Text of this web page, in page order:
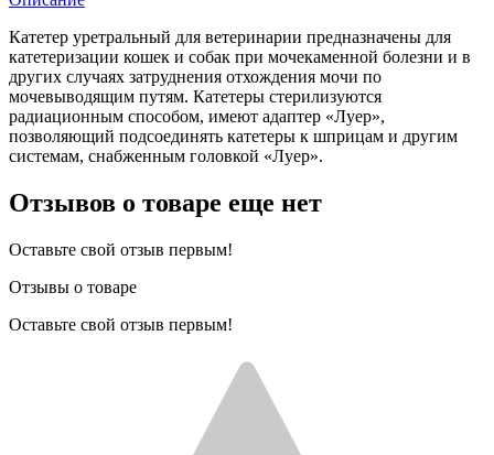
Катетер уретральный для ветеринарии предназначены для
катетеризации кошек и собак при мочекаменной болезни и в
других случаях затруднения отхождения мочи по
мочевыводящим путям. Катетеры стерилизуются
радиационным способом, имеют адаптер «Луер»,
позволяющий подсоединять катетеры к шприцам и другим
системам, снабженным головкой «Луер».
Отзывов о товаре еще нет
Оставьте свой отзыв первым!
Отзывы о товаре
Оставьте свой отзыв первым!